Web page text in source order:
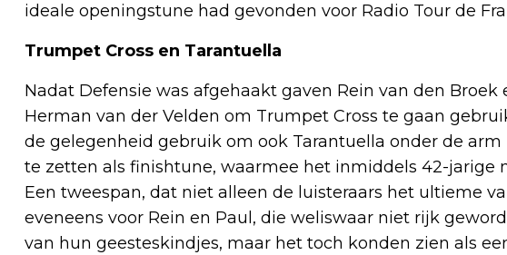
ideale openingstune had gevonden voor Radio Tour de
Trumpet Cross en Tarantuella
Nadat Defensie was afgehaakt gaven Rein van den
Herman van der Velden om Trumpet Cross te gaan
de gelegenheid gebruik om ook Tarantuella onder de
te zetten als finishtune, waarmee het inmiddels 42-jarige
Een tweespan, dat niet alleen de luisteraars het ultieme
eveneens voor Rein en Paul, die weliswaar niet rijk
van hun geesteskindjes, maar het toch konden zien als